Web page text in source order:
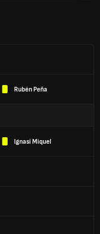
Rubén Peña
Ignasi Miquel